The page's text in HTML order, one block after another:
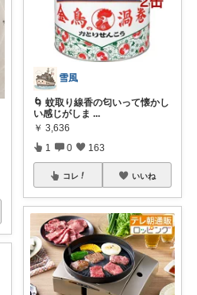
雪風
🌀 蚊取り線香の匂いって懐かし
い感じがしま ...
￥ 3,636
1 0 163
コレ いいね